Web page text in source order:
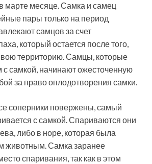
марте месяце. Самка и самец
пары только на период
самцов за счет
который остается после того,
территорию. Самцы, которые
с самкой, начинают ожесточенную
за право оплодотворения самки.
соперники повержены, самый
с самкой. Спариваются они
либо в норе, которая была
животным. Самка заранее
спаривания, так как в этом